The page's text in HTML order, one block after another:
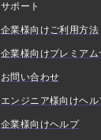
サポート
企業様向けご利用方法
企業様向けプレミア
お問い合わせ
エンジニア様向けヘル
企業様向けヘルプ